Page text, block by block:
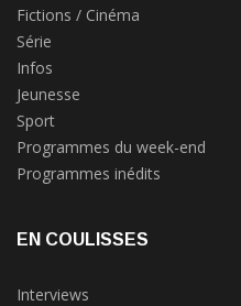
Fictions / Cinéma
Série
Infos
Jeunesse
Sport
Programmes du week-end
Programmes inédits
EN COULISSES
Interviews